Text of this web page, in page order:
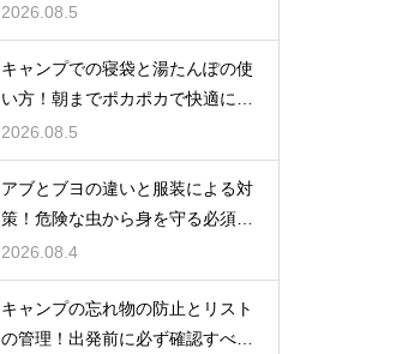
2026.08.5
キャンプでの寝袋と湯たんぽの使
い方！朝までポカポカで快適に眠
る方法
2026.08.5
アブとブヨの違いと服装による対
策！危険な虫から身を守る必須知
識
2026.08.4
キャンプの忘れ物の防止とリスト
の管理！出発前に必ず確認すべき